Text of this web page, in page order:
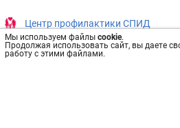
Мы используем файлы cookie.
Продолжая использовать сайт, вы даете
работу с этими файлами.
Центр профилактики СПИД
❗В акции ко Дню борьбы со
пациенты❗